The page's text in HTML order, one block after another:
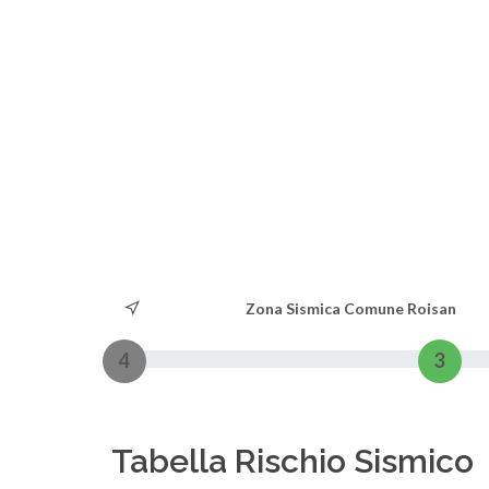
Zona Sismica Comune Roisan
4 3
Tabella Rischio Sismico